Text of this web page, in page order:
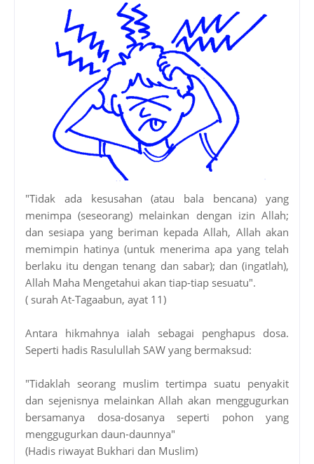
"Tidak ada kesusahan (atau bala bencana) yang
menimpa (seseorang) melainkan dengan izin Allah;
dan sesiapa yang beriman kepada Allah, Allah akan
memimpin hatinya (untuk menerima apa yang telah
berlaku itu dengan tenang dan sabar); dan (ingatlah),
Allah Maha Mengetahui akan tiap-tiap sesuatu".
( surah At-Tagaabun, ayat 11)
Antara hikmahnya ialah sebagai penghapus dosa.
Seperti hadis Rasulullah SAW yang bermaksud:
"Tidaklah seorang muslim tertimpa suatu penyakit
dan sejenisnya melainkan Allah akan menggugurkan
bersamanya dosa-dosanya seperti pohon yang
menggugurkan daun-daunnya"
(Hadis riwayat Bukhari dan Muslim)